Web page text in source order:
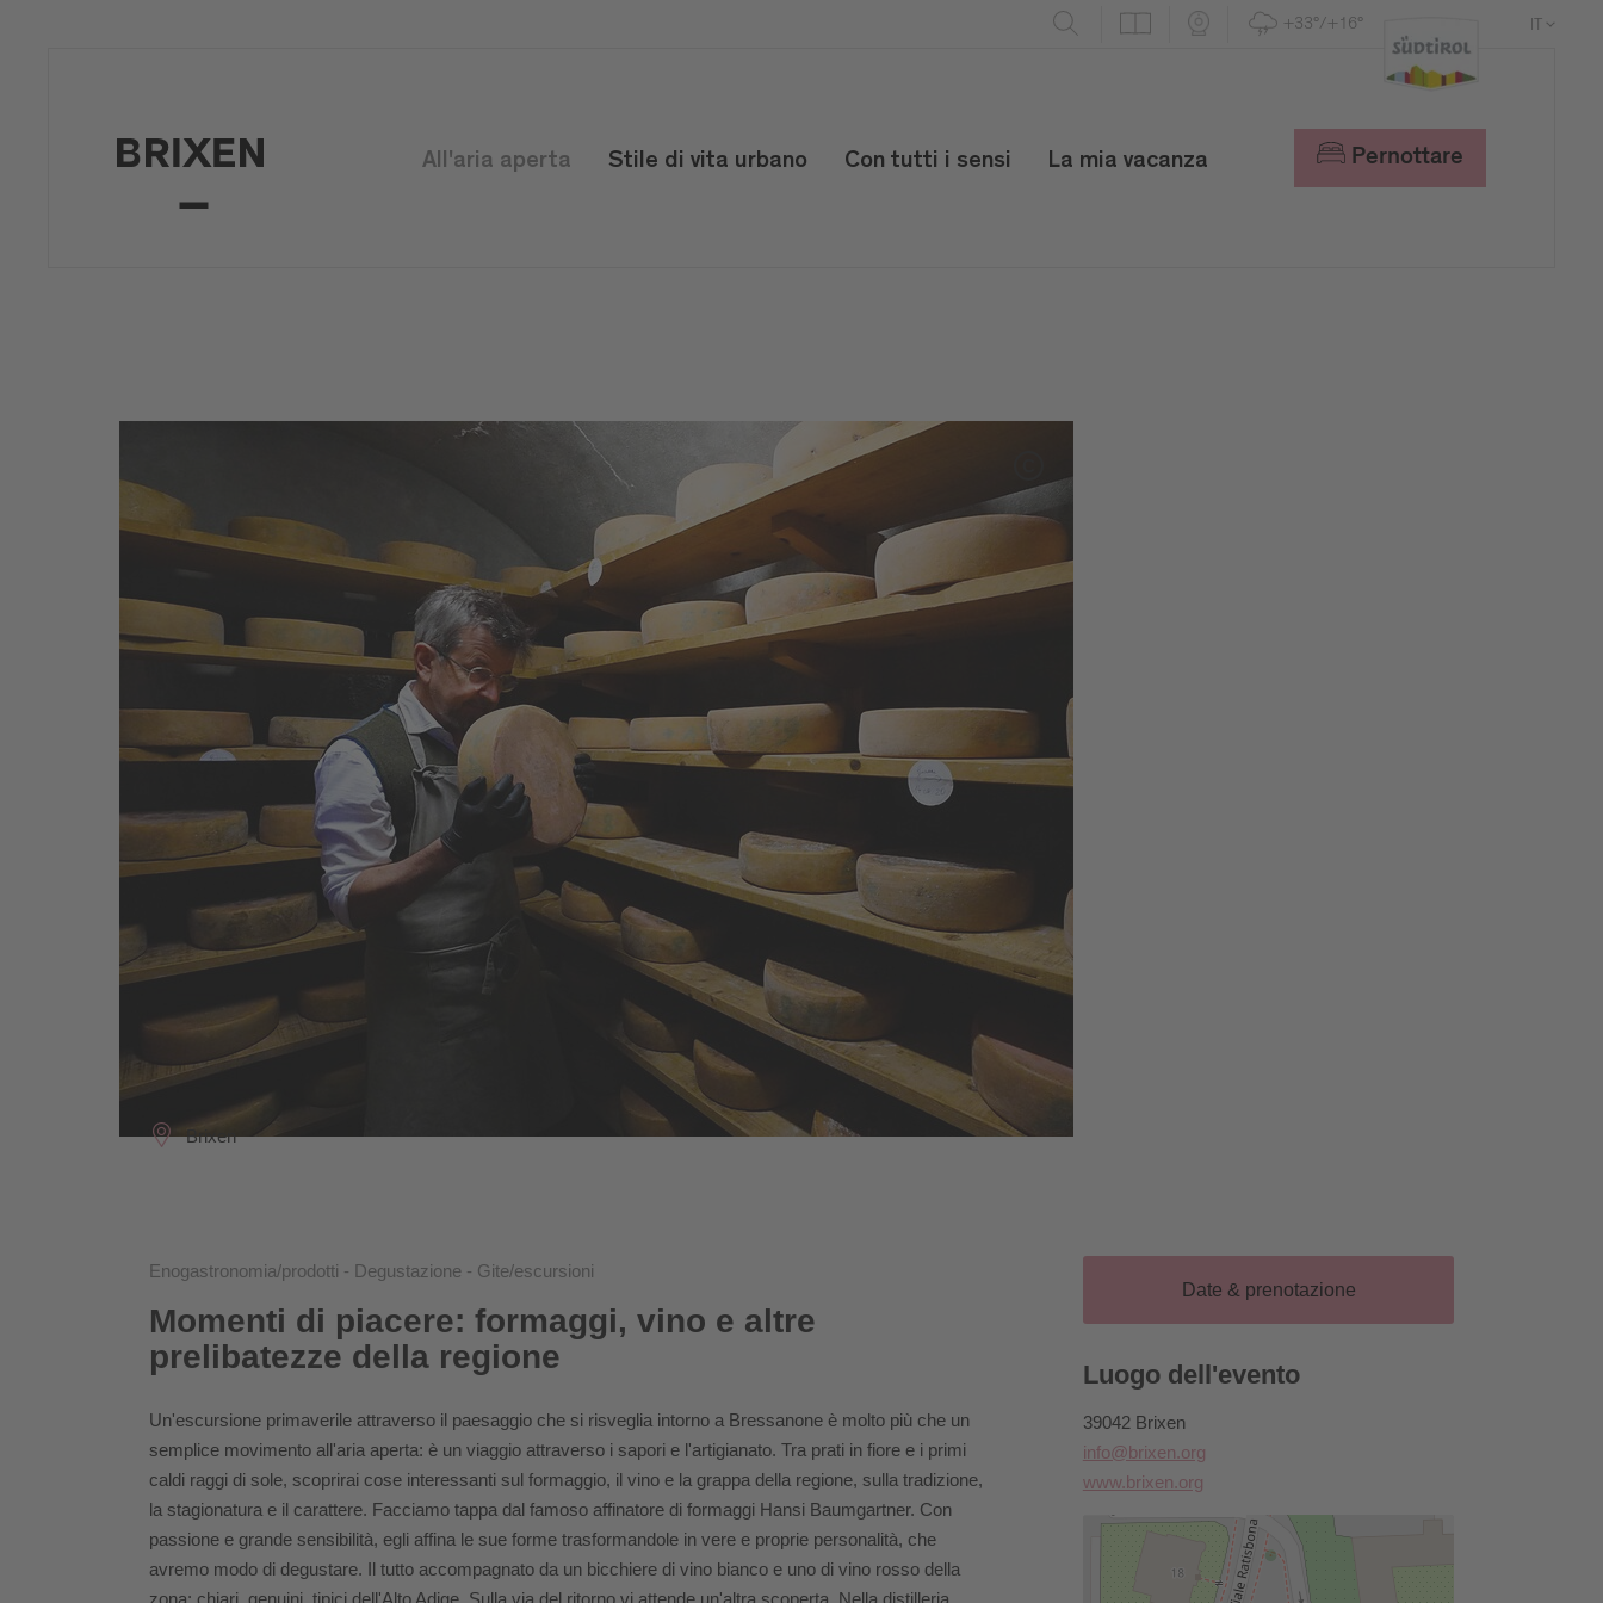
+33°/+16° IT
All'aria aperta Stile di vita urbano Con tutti i sensi La mia vacanza Pernottare
Brixen
Enogastronomia/prodotti - Degustazione - Gite/escursioni
Momenti di piacere: formaggi, vino e altre
prelibatezze della regione
Un'escursione primaverile attraverso il paesaggio che si risveglia intorno a Bressanone è molto più che un
semplice movimento all'aria aperta: è un viaggio attraverso i sapori e l'artigianato. Tra prati in fiore e i primi
caldi raggi di sole, scoprirai cose interessanti sul formaggio, il vino e la grappa della regione, sulla tradizione,
la stagionatura e il carattere. Facciamo tappa dal famoso affinatore di formaggi Hansi Baumgartner. Con
passione e grande sensibilità, egli affina le sue forme trasformandole in vere e proprie personalità, che
avremo modo di degustare. Il tutto accompagnato da un bicchiere di vino bianco e uno di vino rosso della
zona: chiari, genuini, tipici dell'Alto Adige. Sulla via del ritorno vi attende un'altra scoperta. Nella distilleria
Date & prenotazione
Luogo dell'evento
39042 Brixen
info@brixen.org
www.brixen.org